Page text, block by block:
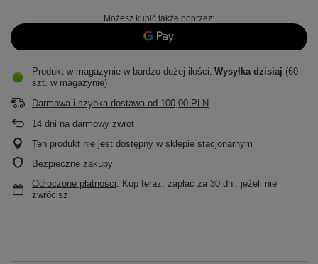
Możesz kupić także poprzez:
Produkt w magazynie w bardzo dużej ilości Wysyłka dzisiaj (60
szt. w magazynie)
Darmowa i szybka dostawa od 100,00 PLN
14 dni na darmowy zwrot
Ten produkt nie jest dostępny w sklepie stacjonarnym
Bezpieczne zakupy
Odroczone płatności. Kup teraz, zapłać za 30 dni, jeżeli nie
zwrócisz